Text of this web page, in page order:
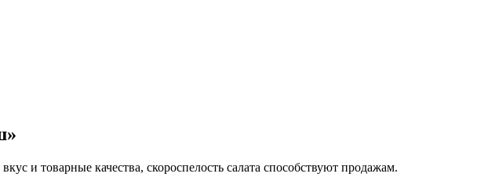
и товарные качества, скороспелость салата способствуют продажам.